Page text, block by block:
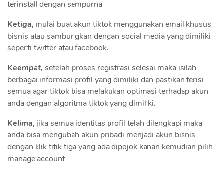
terinstall dengan sempurna
Ketiga, mulai buat akun tiktok menggunakan email khusus
bisnis atau sambungkan dengan social media yang dimiliki
seperti twitter atau facebook.
Keempat, setelah proses registrasi selesai maka isilah
berbagai informasi profil yang dimiliki dan pastikan terisi
semua agar tiktok bisa melakukan optimasi terhadap akun
anda dengan algoritma tiktok yang dimiliki.
Kelima, jika semua identitas profil telah dilengkapi maka
anda bisa mengubah akun pribadi menjadi akun bisnis
dengan klik titik tiga yang ada dipojok kanan kemudian pilih
manage account